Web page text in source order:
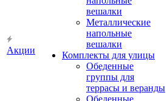
Акции
вешалки
Металлические
напольные
вешалки
Комплекты для улицы
Обеденные
группы для
террасы и веранды
Обеденные